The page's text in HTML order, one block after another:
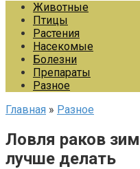
Животные
Птицы
Растения
Насекомые
Болезни
Препараты
Разное
Главная » Разное
Ловля раков
лучше делать